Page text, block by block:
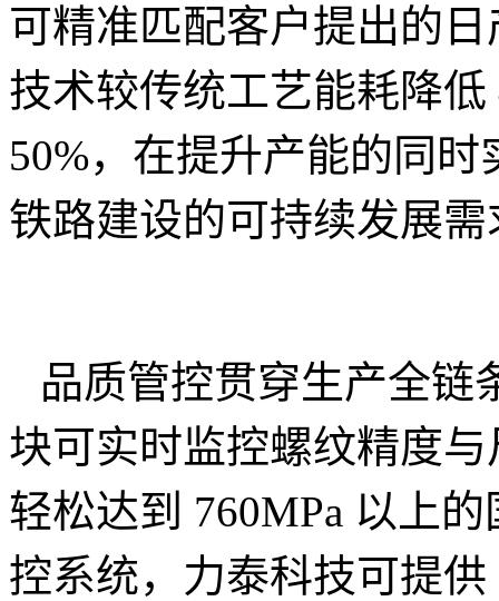
可精准匹配客户提出的
技术较传统工艺能耗降
50%，在提升产能的同
铁路建设的可持续发展
品质管控贯穿生产全链
块可实时监控螺纹精度
轻松达到 760MPa 以上
控系统，力泰科技可提